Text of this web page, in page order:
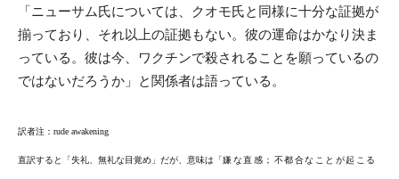
「ニューサム氏については、クオモ氏と同様に十分な証拠が
揃っており、それ以上の証拠もない。彼の運命はかなり決ま
っている。彼は今、ワクチンで殺されることを願っているの
ではないだろうか」と関係者は語っている。
訳者注：rude awakening
直訳すると「失礼、無礼な目覚め」だが、意味は「嫌な直感；不都合なことが起こる